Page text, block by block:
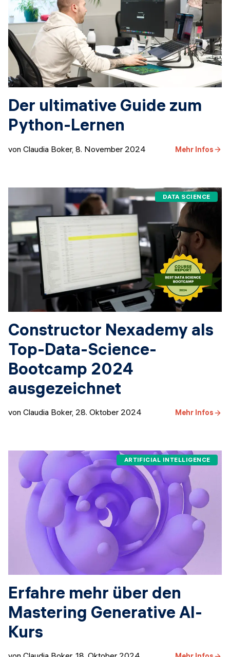
Der ultimative Guide zum
Python-Lernen
von Claudia Boker, 8. November 2024 Mehr Infos
DATA SCIENCE
Constructor Nexademy als
Top-Data-Science-
Bootcamp 2024
ausgezeichnet
von Claudia Boker, 28. Oktober 2024 Mehr Infos
ARTIFICIAL INTELLIGENCE
Erfahre mehr über den
Mastering Generative AI-
Kurs